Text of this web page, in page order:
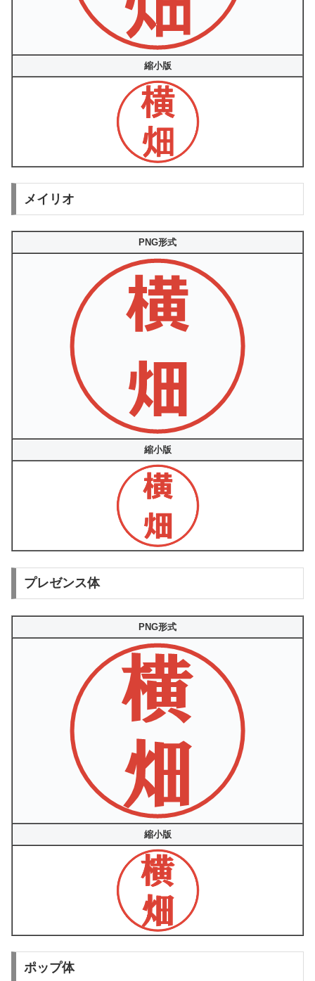
縮小版
メイリオ
PNG形式
縮小版
プレゼンス体
PNG形式
縮小版
ポップ体